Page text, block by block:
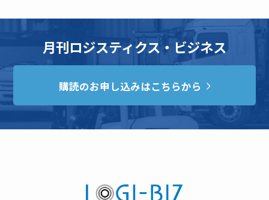
月刊ロジスティクス・ビジネス
購読のお申し込みはこちらから